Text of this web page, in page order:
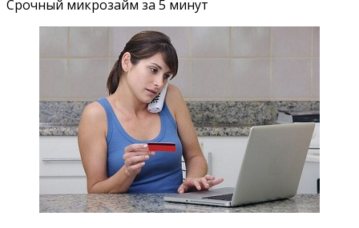
Срочный микрозайм за 5 минут